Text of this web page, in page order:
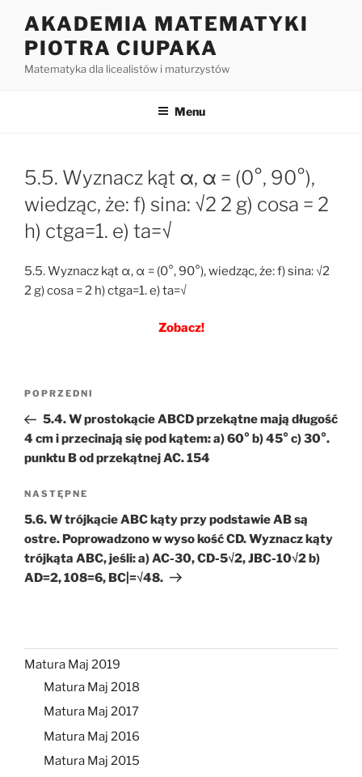
treści
AKADEMIA MATEMATYKI
PIOTRA CIUPAKA
Matematyka dla licealistów i maturzystów
Menu
5.5. Wyznacz kąt α, α = (0°, 90°),
wiedząc, że: f) sina: √2 2 g) cosa = 2
h) ctga=1. e) ta=√
5.5. Wyznacz kąt α, α = (0°, 90°), wiedząc, że: f) sina: √2
2 g) cosa = 2 h) ctga=1. e) ta=√
Zobacz!
Nawigacja
Poprzedni
wpis
POPRZEDNI
5.4. W prostokącie ABCD przekątne mają długość
4 cm i przecinają się pod kątem: a) 60° b) 45° c) 30°.
punktu B od przekątnej AC. 154
Następny
wpis
NASTĘPNE
5.6. W trójkącie ABC kąty przy podstawie AB są
ostre. Poprowadzono w wyso kość CD. Wyznacz kąty
trójkąta ABC, jeśli: a) AC-30, CD-5√2, JBC-10√2 b)
AD=2, 108=6, BC|=√48.
Matura Maj 2019
Matura Maj 2018
Matura Maj 2017
Matura Maj 2016
Matura Maj 2015